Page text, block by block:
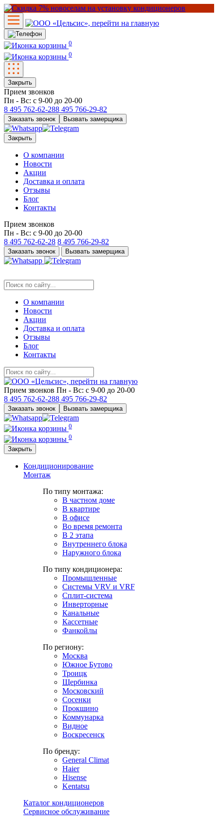
0
0
Закрыть
Прием звонков
Пн - Вс: с 9-00 до 20-00
8 495 762-62-288 495 766-29-82
Заказать звонок Вызвать замерщика
Закрыть
О компании
Новости
Акции
Доставка и оплата
Отзывы
Блог
Контакты
Прием звонков
Пн - Вс: с 9-00 до 20-00
8 495 762-62-28 8 495 766-29-82
Заказать звонок Вызвать замерщика
О компании
Новости
Акции
Доставка и оплата
Отзывы
Блог
Контакты
Прием звонков Пн - Вс: с 9-00 до 20-00
8 495 762-62-288 495 766-29-82
Заказать звонок Вызвать замерщика
0
0
Закрыть
Кондиционирование
Монтаж
По типу монтажа:
В частном доме
В квартире
В офисе
Во время ремонта
В 2 этапа
Внутреннего блока
Наружного блока
По типу кондиционера:
Промышленные
Системы VRV и VRF
Сплит-система
Инверторные
Канальные
Кассетные
Фанкойлы
По региону:
Москва
Южное Бутово
Троицк
Щербинка
Московский
Сосенки
Прокшино
Коммунарка
Видное
Воскресенск
По бренду:
General Climat
Haier
Hisense
Kentatsu
Каталог кондиционеров
Сервисное обслуживание